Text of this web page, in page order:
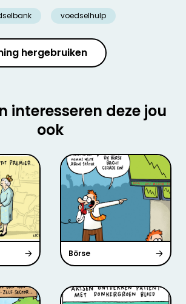
voedselhulp
hergebruiken
interesseren deze jou
ook
Börse